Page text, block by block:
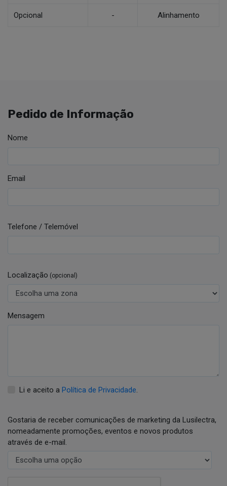
Opcional - Alinhamento
Pedido de Informação
Nome
Email
Telefone / Telemóvel
Localização (opcional)
Mensagem
Li e aceito a Política de Privacidade
Gostaria de receber comunicações de marketing da Lusilectra,
nomeadamente promoções, eventos e novos produtos
através de e-mail.